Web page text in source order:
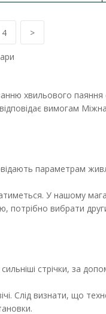
L (12870)
4 >
хвильового
вимогам
параметрам
У нашому
вибрати
стрічки, за
Слід визнати, що